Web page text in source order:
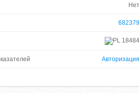
Нет
682379
18484
Авторизация